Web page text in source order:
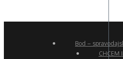
Bod –
CHCEM